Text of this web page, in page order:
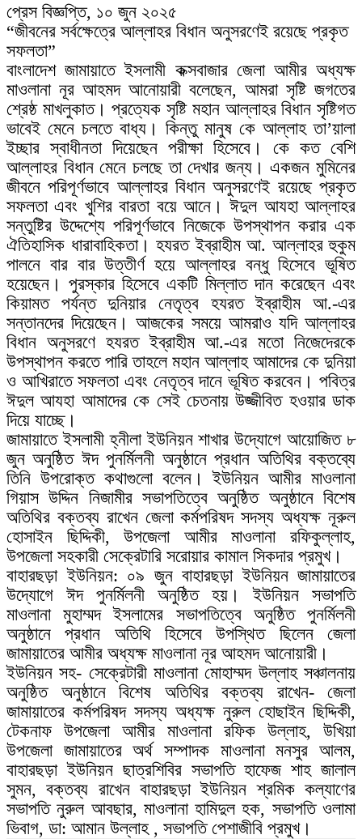
প্রেস বিজ্ঞপ্তি, ১০ জুন ২০২৫
“জীবনের সর্বক্ষেত্রে আল্লাহর বিধান অনুসরণেই রয়েছে প্রকৃত
সফলতা”
বাংলাদেশ জামায়াতে ইসলামী কক্সবাজার জেলা আমীর অধ্যক্ষ
মাওলানা নূর আহমদ আনোয়ারী বলেছেন, আমরা সৃষ্টি জগতের
শ্রেষ্ঠ মাখলুকাত। প্রত্যেক সৃষ্টি মহান আল্লাহর বিধান সৃষ্টিগত
ভাবেই মেনে চলতে বাধ্য। কিন্তু মানুষ কে আল্লাহ তা’য়ালা
ইচ্ছার স্বাধীনতা দিয়েছেন পরীক্ষা হিসেবে। কে কত বেশি
আল্লাহর বিধান মেনে চলছে তা দেখার জন্য। একজন মুমিনের
জীবনে পরিপূর্ণভাবে আল্লাহর বিধান অনুসরণেই রয়েছে প্রকৃত
সফলতা এবং খুশির বারতা বয়ে আনে। ঈদুল আযহা আল্লাহর
সন্তুষ্টির উদ্দেশ্যে পরিপূর্ণভাবে নিজেকে উপস্থাপন করার এক
ঐতিহাসিক ধারাবাহিকতা। হযরত ইব্রাহীম আ. আল্লাহর হুকুম
পালনে বার বার উত্তীর্ণ হয়ে আল্লাহর বন্ধু হিসেবে ভূষিত
হয়েছেন। পুরস্কার হিসেবে একটি মিল্লাত দান করেছেন এবং
কিয়ামত পর্যন্ত দুনিয়ার নেতৃত্ব হযরত ইব্রাহীম আ.-এর
সন্তানদের দিয়েছেন। আজকের সময়ে আমরাও যদি আল্লাহর
বিধান অনুসরণে হযরত ইব্রাহীম আ.-এর মতো নিজেদেরকে
উপস্থাপন করতে পারি তাহলে মহান আল্লাহ আমাদের কে দুনিয়া
ও আখিরাতে সফলতা এবং নেতৃত্ব দানে ভূষিত করবেন। পবিত্র
ঈদুল আযহা আমাদের কে সেই চেতনায় উজ্জীবিত হওয়ার ডাক
দিয়ে যাচ্ছে।
জামায়াতে ইসলামী হ্নীলা ইউনিয়ন শাখার উদ্যোগে আয়োজিত ৮
জুন অনুষ্ঠিত ঈদ পুনর্মিলনী অনুষ্ঠানে প্রধান অতিথির বক্তব্যে
তিনি উপরোক্ত কথাগুলো বলেন। ইউনিয়ন আমীর মাওলানা
গিয়াস উদ্দিন নিজামীর সভাপতিত্বে অনুষ্ঠিত অনুষ্ঠানে বিশেষ
অতিথির বক্তব্য রাখেন জেলা কর্মপরিষদ সদস্য অধ্যক্ষ নূরুল
হোসাইন ছিদ্দিকী, উপজেলা আমীর মাওলানা রফিকুল্লাহ,
উপজেলা সহকারী সেক্রেটারি সরোয়ার কামাল সিকদার প্রমুখ।
বাহারছড়া ইউনিয়ন: ০৯ জুন বাহারছড়া ইউনিয়ন জামায়াতের
উদ্যোগে ঈদ পুনর্মিলনী অনুষ্ঠিত হয়। ইউনিয়ন সভাপতি
মাওলানা মুহাম্মদ ইসলামের সভাপতিত্বে অনুষ্ঠিত পুনর্মিলনী
অনুষ্ঠানে প্রধান অতিথি হিসেবে উপস্থিত ছিলেন জেলা
জামায়াতের আমীর অধ্যক্ষ মাওলানা নূর আহমদ আনোয়ারী।
ইউনিয়ন সহ- সেক্রেটারী মাওলানা মোহাম্মদ উল্লাহ সঞ্চালনায়
অনুষ্ঠিত অনুষ্ঠানে বিশেষ অতিথির বক্তব্য রাখেন- জেলা
জামায়াতের কর্মপরিষদ সদস্য অধ্যক্ষ নুরুল হোছাইন ছিদ্দিকী,
টেকনাফ উপজেলা আমীর মাওলানা রফিক উল্লাহ, উখিয়া
উপজেলা জামায়াতের অর্থ সম্পাদক মাওলানা মনসুর আলম,
বাহারছড়া ইউনিয়ন ছাত্রশিবির সভাপতি হাফেজ শাহ জালাল
সুমন, বক্তব্য রাখেন বাহারছড়া ইউনিয়ন শ্রমিক কল্যাণের
সভাপতি নুরুল আবছার, মাওলানা হামিদুল হক, সভাপতি ওলামা
ভিবাগ, ডা: আমান উল্লাহ , সভাপতি পেশাজীবি প্রমুখ।